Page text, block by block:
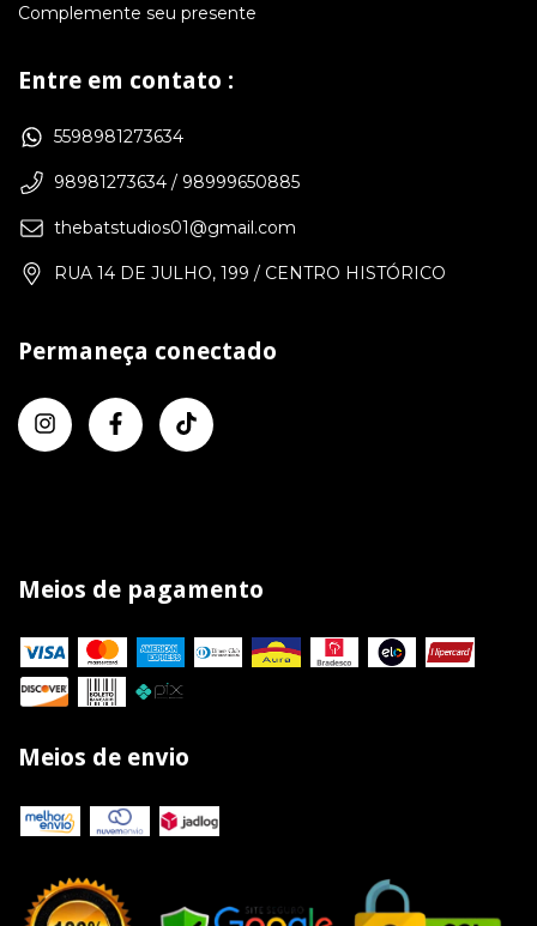
Complemente seu presente
Entre em contato :
5598981273634
98981273634 / 98999650885
thebatstudios01@gmail.com
RUA 14 DE JULHO, 199 / CENTRO HISTÓRICO
Permaneça conectado
Meios de pagamento
Meios de envio